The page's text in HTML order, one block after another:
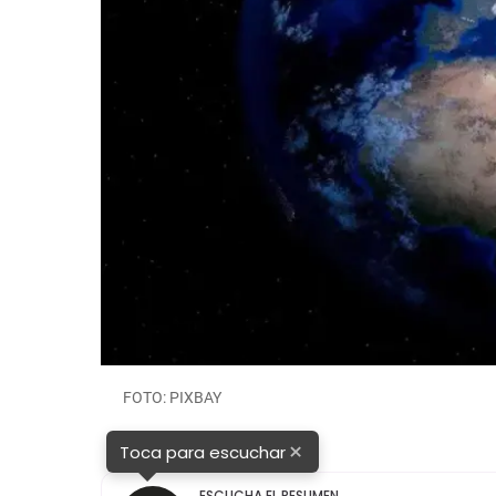
FOTO: PIXBAY
Toca para escuchar×